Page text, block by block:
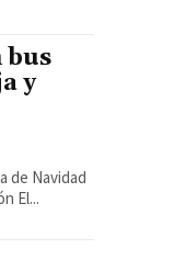
bus
y
de Navidad
situada en el paseo Pérez Bayer y "La Metro" para el Roscón El...